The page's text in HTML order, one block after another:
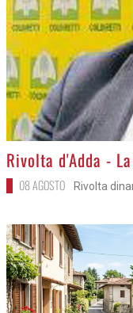
>
Rivolta d'Adda -
08 AGOSTO Rivolta